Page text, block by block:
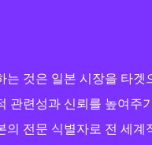
는 것은 일본 시장을 타겟
관련성과 신뢰를 높여주
의 전문 식별자로 전 세계